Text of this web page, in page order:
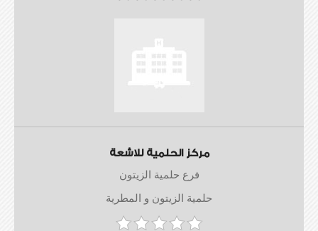
مركز الحلمية للاشعة
فرع حلمية الزيتون
حلمية الزيتون و المطرية